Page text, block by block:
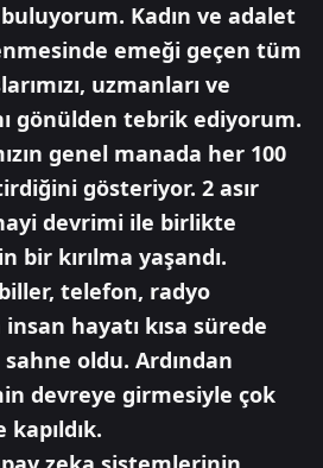
Kadın ve adalet
emeği geçen tüm
uzmanları ve
gönülden tebrik ediyorum.
genel manada her 100
gösteriyor. 2 asır
devrimi ile birlikte
bir kırılma yaşandı.
telefon, radyo
hayatı kısa sürede
oldu. Ardından
devreye girmesiyle çok